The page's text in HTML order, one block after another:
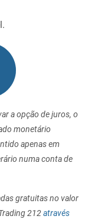
a opção de juros, o
monetário
apenas em
numa conta de
gratuitas no valor
212através